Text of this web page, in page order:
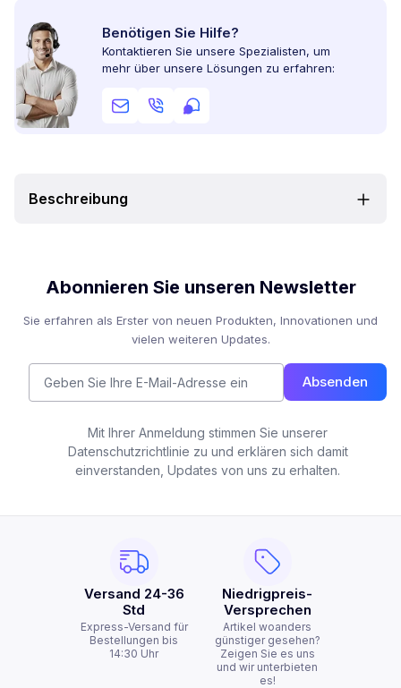
Benötigen Sie Hilfe?
Kontaktieren Sie unsere Spezialisten, um
mehr über unsere Lösungen zu erfahren:
Beschreibung
Abonnieren Sie unseren Newsletter
Sie erfahren als Erster von neuen Produkten, Innovationen und
vielen weiteren Updates.
Absenden
Mit Ihrer Anmeldung stimmen Sie unserer
Datenschutzrichtlinie zu und erklären sich damit
einverstanden, Updates von uns zu erhalten.
Versand 24-36
Std
Express-Versand für
Bestellungen bis
14:30 Uhr
Niedrigpreis-
Versprechen
Artikel woanders
günstiger gesehen?
Zeigen Sie es uns
und wir unterbieten
es!